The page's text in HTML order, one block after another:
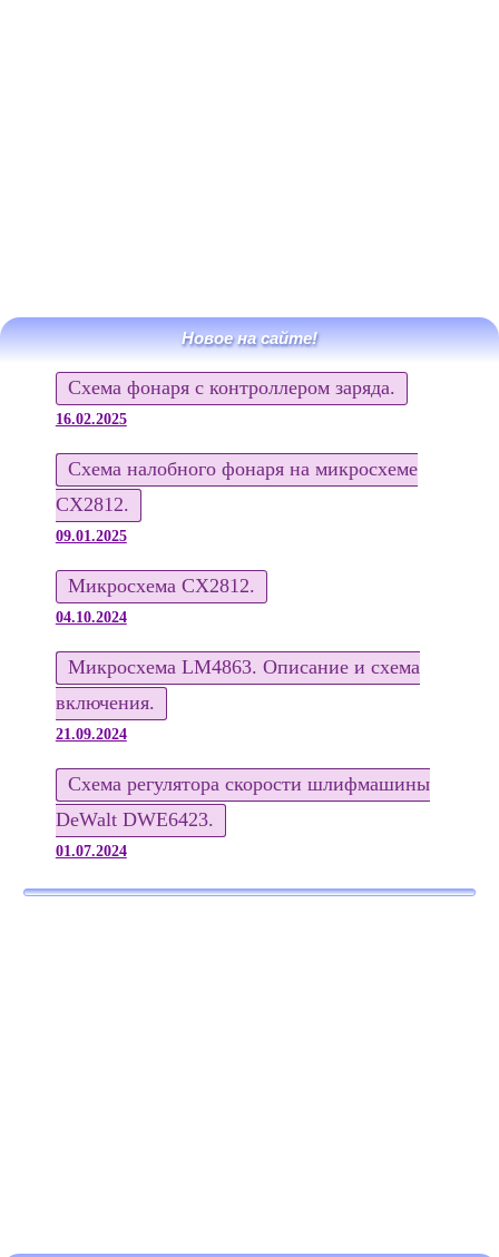
Новое на сайте!
Схема фонаря с контроллером заряда.
16.02.2025
Схема налобного фонаря на микросхеме
CX2812.
09.01.2025
Микросхема CX2812.
04.10.2024
Микросхема LM4863. Описание и схема
включения.
21.09.2024
Схема регулятора скорости шлифмашины
DeWalt DWE6423.
01.07.2024